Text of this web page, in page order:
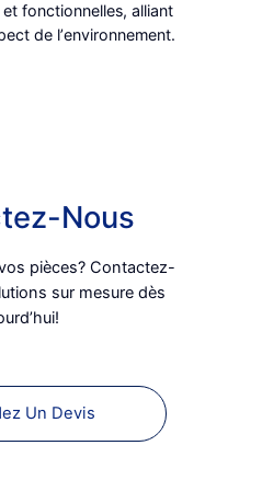
fonctionnelles, alliant
de lʼenvironnement.
Nous
pièces? Contactez-
sur mesure dès
Un Devis